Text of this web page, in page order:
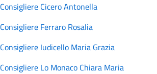
Consigliere Cicero Antonella
Consigliere Ferraro Rosalia
Consigliere Iudicello Maria Grazia
Consigliere Lo Monaco Chiara Maria